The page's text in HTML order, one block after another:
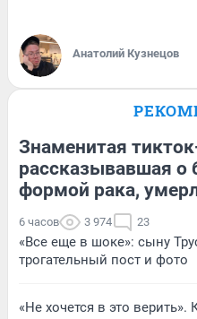
Анатолий Кузнецов
Знаменитая
рассказывавшая о
формой рака,
6 часов 3 974 23
«Все еще в шоке»: сыну
трогательный пост и фото
«Не хочется в это